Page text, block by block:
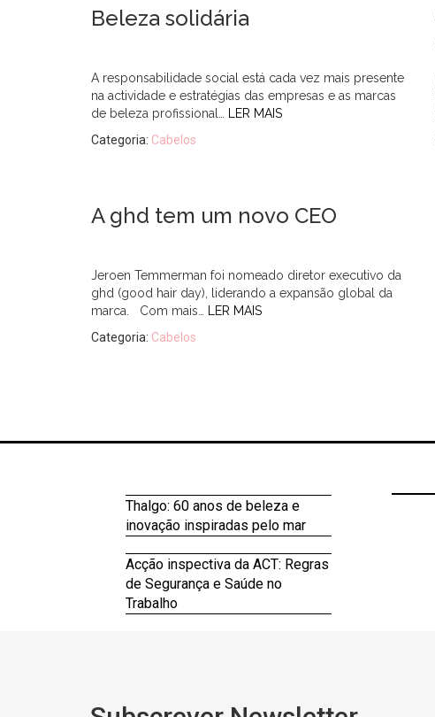
Beleza solidária
A responsabilidade social está cada vez mais presente
na actividade e estratégias das empresas e as marcas
de beleza profissional…
LER MAIS
Categoria: Cabelos
A ghd tem um novo CEO
Jeroen Temmerman foi nomeado diretor executivo da
ghd (good hair day), liderando a expansão global da
marca. Com mais…
LER MAIS
Categoria: Cabelos
Thalgo: 60 anos de beleza e
inovação inspiradas pelo mar
Acção inspectiva da ACT: Regras
de Segurança e Saúde no
Trabalho